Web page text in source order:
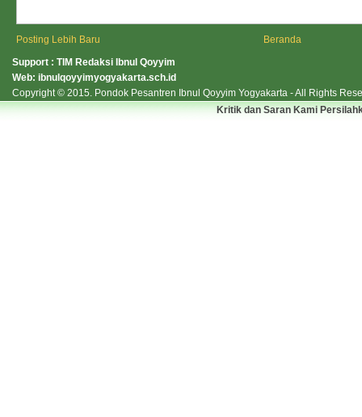
Posting Lebih Baru
Beranda
Support : TIM Redaksi Ibnul Qoyyim
Web: ibnulqoyyimyogyakarta.sch.id
Copyright © 2015. Pondok Pesantren Ibnul Qoyyim Yogyakarta - All Rights
Kritik dan Saran Kami